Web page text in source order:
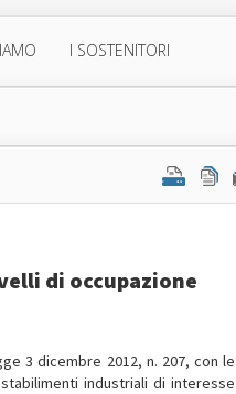
I SOSTENITORI
di occupazione
3 dicembre 2012, n. 207, con le
industriali di interesse